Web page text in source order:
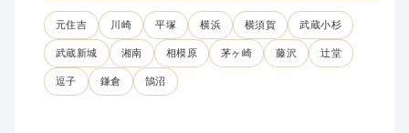
元住吉 川崎 平塚 横浜 横須賀 武蔵小杉
武蔵新城 湘南 相模原 茅ヶ崎 藤沢 辻堂
逗子 鎌倉 鵠沼